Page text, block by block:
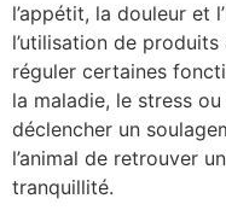
l’appétit, la douleur et
l’utilisation de produits
réguler certaines
la maladie, le stress
déclencher un
l’animal de retrouver
tranquillité.